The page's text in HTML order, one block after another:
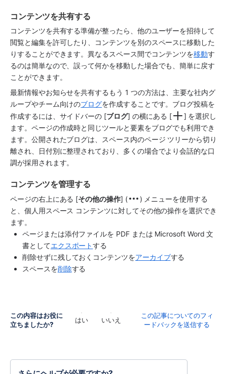
コンテンツを共有する
コンテンツを共有する準備が整ったら、他のユーザーを招待して
閲覧と編集を許可したり、コンテンツを別のスペースに移動した
りすることができます。異なるスペース間でコンテンツを移動す
るのは簡単なので、誤って何かを移動した場合でも、簡単に戻す
ことができます。
最新情報やお知らせを共有するもう 1 つの方法は、主要な社内グ
ループやチーム向けのブログを作成することです。ブログ投稿を
作成するには、 サイドバーの [ブログ] の横にある [ ] を選択し
ます。ページの作成時と同じツールと要素をブログでも利用でき
ます。公開されたブログは、スペース内のページ ツリーから切り
離され、日付別に整理されており、多くの場合でより会話的な口
調が採用されます。
コンテンツを管理する
ページの右上にある [その他の操作] (
) メニューを使用する
と、個人用スペース コンテンツに対してその他の操作を選択でき
ます。
ページまたは添付ファイルを PDF または Microsoft Word 文
書としてエクスポートする
削除せずに残しておくコンテンツをアーカイブする
スペースを削除する
この内容はお役に
立ちましたか?
はい いいえ
この記事についてのフィ
ードバックを送信する